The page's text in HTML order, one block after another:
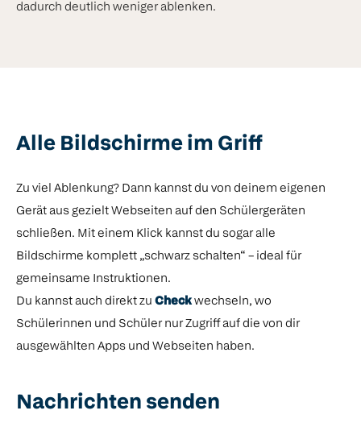
dadurch deutlich weniger ablenken.
Alle Bildschirme im Griff
Zu viel Ablenkung? Dann kannst du von deinem eigenen
Gerät aus gezielt Webseiten auf den Schülergeräten
schließen. Mit einem Klick kannst du sogar alle
Bildschirme komplett „schwarz schalten“ – ideal für
gemeinsame Instruktionen.
Du kannst auch direkt zu Checkwechseln, wo
Schülerinnen und Schüler nur Zugriff auf die von dir
ausgewählten Apps und Webseiten haben.
Nachrichten senden